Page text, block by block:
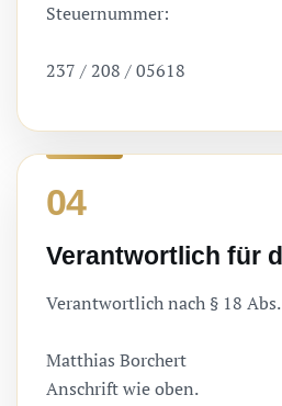
Steuernummer:
237 / 208 / 05618
Verantwortlich für
04
Verantwortlich nach § 18
Matthias Borchert
Anschrift wie oben.